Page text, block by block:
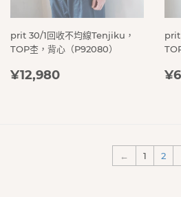
prit 30/1回收不均線Tenjiku，
TOP杢，背心（P92080）
定
¥12,980
prit
定
← 1 2